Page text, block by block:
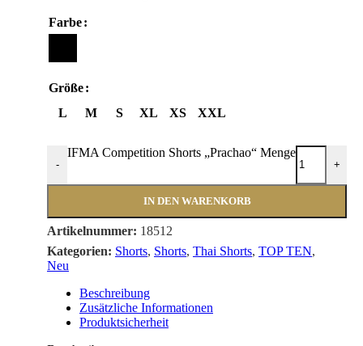
Farbe
Größe
L
M S XL XS XXL
-
IFMA Competition Shorts „Prachao“ Menge
+
IN DEN WARENKORB
Artikelnummer: 18512
Kategorien: Shorts, Shorts, Thai Shorts, TOP TEN,
Neu
Beschreibung
Zusätzliche Informationen
Produktsicherheit